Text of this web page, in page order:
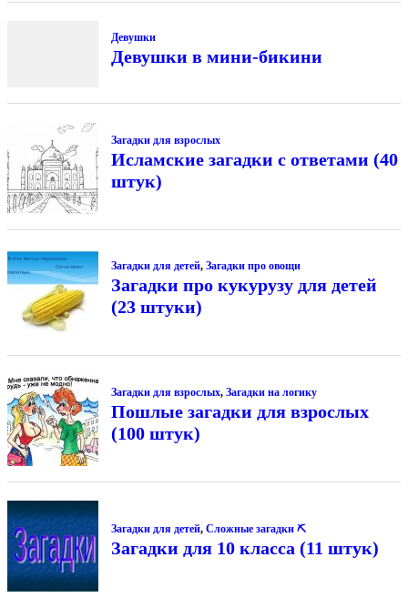
Девушки
Девушки в мини-бикини
Загадки для взрослых
Исламские загадки с ответами (40
штук)
Загадки для детей, Загадки про овощи
Загадки про кукурузу для детей
(23 штуки)
Загадки для взрослых, Загадки на логику
Пошлые загадки для взрослых
(100 штук)
Загадки для детей, Сложные загадки ⛏
Загадки для 10 класса (11 штук)